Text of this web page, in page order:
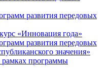
развития передовых
«Инновация года»
развития передовых
значения»
программы